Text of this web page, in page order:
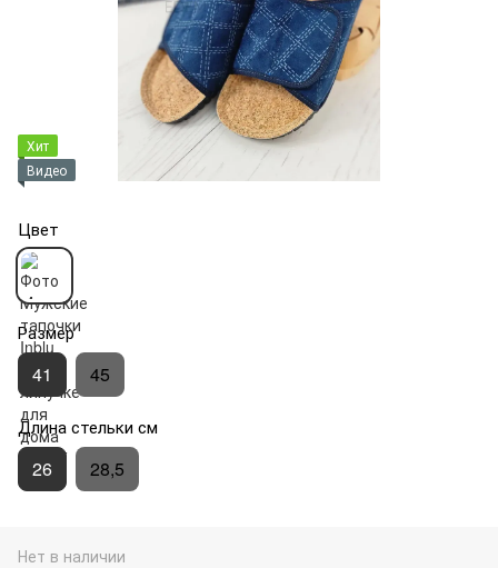
Хит
Видео
Цвет
Размер
41 45
Длина стельки см
26 28,5
Нет в наличии